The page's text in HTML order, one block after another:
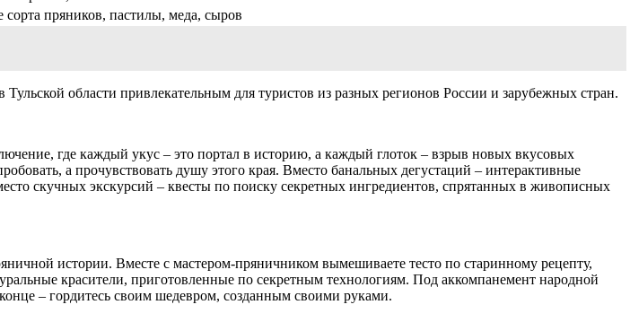
сорта пряников, пастилы, меда, сыров
Тульской области привлекательным для туристов из разных регионов России и зарубежных стран.
где каждый укус – это портал в историю, а каждый глоток – взрыв новых вкусовых
а прочувствовать душу этого края. Вместо банальных дегустаций – интерактивные
скучных экскурсий – квесты по поиску секретных ингредиентов, спрятанных в живописных
истории. Вместе с мастером-пряничником вымешиваете тесто по старинному рецепту,
красители, приготовленные по секретным технологиям. Под аккомпанемент народной
– гордитесь своим шедевром, созданным своими руками.